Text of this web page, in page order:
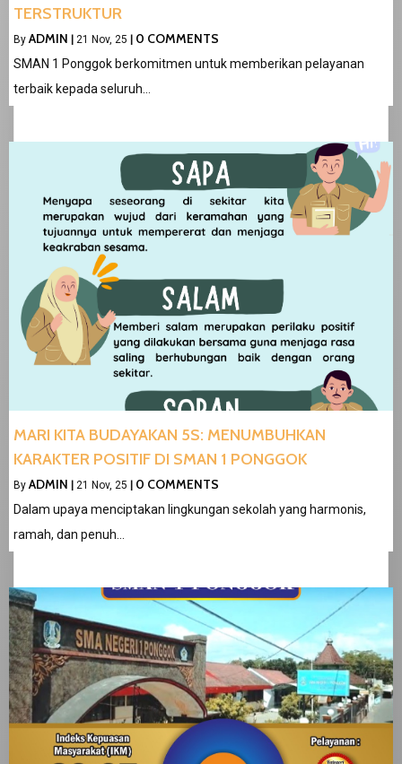
TERSTRUKTUR
By ADMIN 21 Nov, 25 0 COMMENTS
SMAN 1 Ponggok berkomitmen untuk memberikan pelayanan
terbaik kepada seluruh…
MARI KITA BUDAYAKAN 5S: MENUMBUHKAN
KARAKTER POSITIF DI SMAN 1 PONGGOK
By ADMIN | 21 Nov, 25 | 0 COMMENTS
Dalam upaya menciptakan lingkungan sekolah yang harmonis,
ramah, dan penuh…